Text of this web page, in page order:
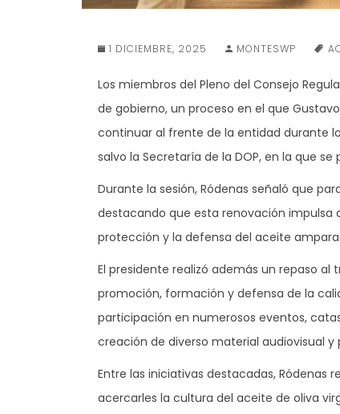
1 DICIEMBRE, 2025 MONTESWP
Los miembros del Pleno del Consejo
de gobierno, un proceso en el que
continuar al frente de la entidad durante
salvo la Secretaría de la DOP, en la que se
Durante la sesión, Ródenas señaló que
destacando que esta renovación impulsa
protección y la defensa del aceite
El presidente realizó además un repaso
promoción, formación y defensa de la
participación en numerosos eventos,
creación de diverso material audiovisual y
Entre las iniciativas destacadas, Ródenas
acercarles la cultura del aceite de oliva